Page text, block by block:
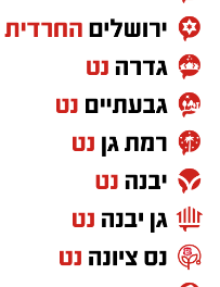
במוזיאון מציינים כי
בעלי "ראש מלא
הפעילות החינוכית
התרבות הבולטים בעיר.
לפרטים המלאים
לעמוד הדרושים של